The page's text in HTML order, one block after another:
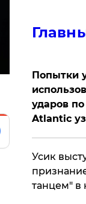
Попытки
ударов
Atlantic
Усик
танцем" в